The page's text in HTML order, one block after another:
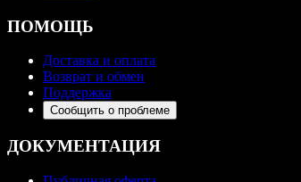
ПОМОЩЬ
Доставка и оплата
Возврат и обмен
Поддержка
Сообщить о проблеме
ДОКУМЕНТАЦИЯ